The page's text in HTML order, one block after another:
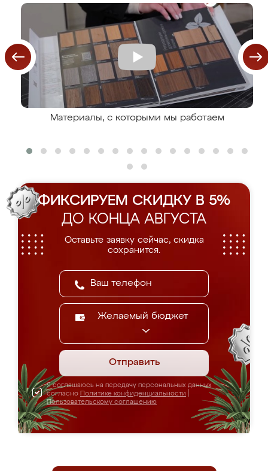
Материалы, с которыми мы работаем
ФИКСИРУЕМ СКИДКУ В 5%
ДО КОНЦА АВГУСТА
Оставьте заявку сейчас, скидка
сохранится.
Желаемый бюджет
Отправить
Я соглашаюсь на передачу персональных данных
согласно Политике конфиденциальности
Пользовательскому соглашению